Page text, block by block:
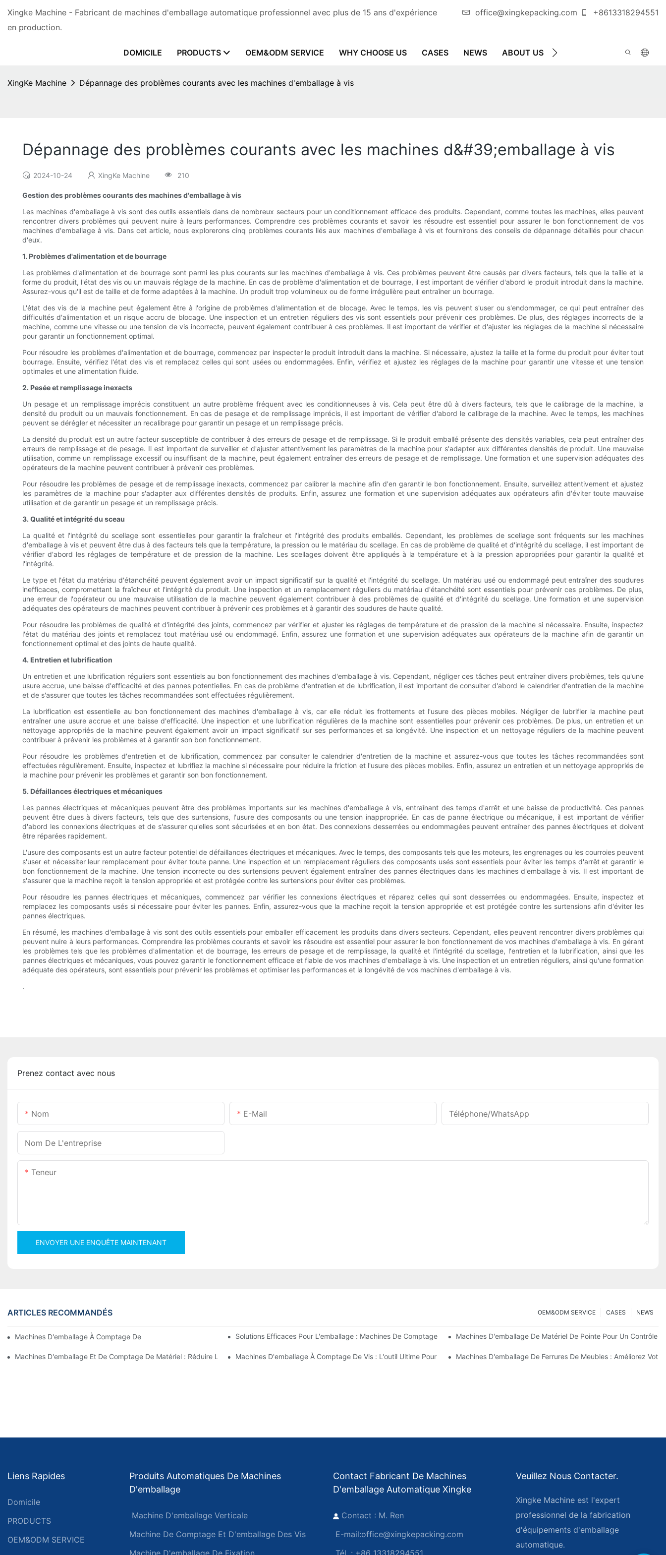
Xingke Machine - Fabricant de machines d'emballage automatique professionnel avec plus de 15 ans d'expérience
en production.
office@xingkepacking.com +8613318294551
DOMICILE PRODUCTS OEM&ODM SERVICE WHY CHOOSE US CASES NEWS ABOUT US CONTACTEZ-NOUS
XingKe Machine
Dépannage des problèmes courants avec les machines d'emballage à vis
Dépannage des problèmes courants avec les machines d&#39;emballage à vis
2024-10-24 XingKe Machine 210
Gestion des problèmes courants des machines d'emballage à vis
Les machines d'emballage à vis sont des outils essentiels dans de nombreux secteurs pour un conditionnement efficace des produits. Cependant, comme toutes les machines, elles peuvent
rencontrer divers problèmes qui peuvent nuire à leurs performances. Comprendre ces problèmes courants et savoir les résoudre est essentiel pour assurer le bon fonctionnement de vos
machines d'emballage à vis. Dans cet article, nous explorerons cinq problèmes courants liés aux machines d'emballage à vis et fournirons des conseils de dépannage détaillés pour chacun
d'eux.
1. Problèmes d'alimentation et de bourrage
Les problèmes d'alimentation et de bourrage sont parmi les plus courants sur les machines d'emballage à vis. Ces problèmes peuvent être causés par divers facteurs, tels que la taille et la
forme du produit, l'état des vis ou un mauvais réglage de la machine. En cas de problème d'alimentation et de bourrage, il est important de vérifier d'abord le produit introduit dans la machine.
Assurez-vous qu'il est de taille et de forme adaptées à la machine. Un produit trop volumineux ou de forme irrégulière peut entraîner un bourrage.
L'état des vis de la machine peut également être à l'origine de problèmes d'alimentation et de blocage. Avec le temps, les vis peuvent s'user ou s'endommager, ce qui peut entraîner des
difficultés d'alimentation et un risque accru de blocage. Une inspection et un entretien réguliers des vis sont essentiels pour prévenir ces problèmes. De plus, des réglages incorrects de la
machine, comme une vitesse ou une tension de vis incorrecte, peuvent également contribuer à ces problèmes. Il est important de vérifier et d'ajuster les réglages de la machine si nécessaire
pour garantir un fonctionnement optimal.
Pour résoudre les problèmes d'alimentation et de bourrage, commencez par inspecter le produit introduit dans la machine. Si nécessaire, ajustez la taille et la forme du produit pour éviter tout
bourrage. Ensuite, vérifiez l'état des vis et remplacez celles qui sont usées ou endommagées. Enfin, vérifiez et ajustez les réglages de la machine pour garantir une vitesse et une tension
optimales et une alimentation fluide.
2. Pesée et remplissage inexacts
Un pesage et un remplissage imprécis constituent un autre problème fréquent avec les conditionneuses à vis. Cela peut être dû à divers facteurs, tels que le calibrage de la machine, la
densité du produit ou un mauvais fonctionnement. En cas de pesage et de remplissage imprécis, il est important de vérifier d'abord le calibrage de la machine. Avec le temps, les machines
peuvent se dérégler et nécessiter un recalibrage pour garantir un pesage et un remplissage précis.
La densité du produit est un autre facteur susceptible de contribuer à des erreurs de pesage et de remplissage. Si le produit emballé présente des densités variables, cela peut entraîner des
erreurs de remplissage et de pesage. Il est important de surveiller et d'ajuster attentivement les paramètres de la machine pour s'adapter aux différentes densités de produit. Une mauvaise
utilisation, comme un remplissage excessif ou insuffisant de la machine, peut également entraîner des erreurs de pesage et de remplissage. Une formation et une supervision adéquates des
opérateurs de la machine peuvent contribuer à prévenir ces problèmes.
Pour résoudre les problèmes de pesage et de remplissage inexacts, commencez par calibrer la machine afin d'en garantir le bon fonctionnement. Ensuite, surveillez attentivement et ajustez
les paramètres de la machine pour s'adapter aux différentes densités de produits. Enfin, assurez une formation et une supervision adéquates aux opérateurs afin d'éviter toute mauvaise
utilisation et de garantir un pesage et un remplissage précis.
3. Qualité et intégrité du sceau
La qualité et l'intégrité du scellage sont essentielles pour garantir la fraîcheur et l'intégrité des produits emballés. Cependant, les problèmes de scellage sont fréquents sur les machines
d'emballage à vis et peuvent être dus à des facteurs tels que la température, la pression ou le matériau du scellage. En cas de problème de qualité et d'intégrité du scellage, il est important de
vérifier d'abord les réglages de température et de pression de la machine. Les scellages doivent être appliqués à la température et à la pression appropriées pour garantir la qualité et
l'intégrité.
Le type et l'état du matériau d'étanchéité peuvent également avoir un impact significatif sur la qualité et l'intégrité du scellage. Un matériau usé ou endommagé peut entraîner des soudures
inefficaces, compromettant la fraîcheur et l'intégrité du produit. Une inspection et un remplacement réguliers du matériau d'étanchéité sont essentiels pour prévenir ces problèmes. De plus,
une erreur de l'opérateur ou une mauvaise utilisation de la machine peuvent également contribuer à des problèmes de qualité et d'intégrité du scellage. Une formation et une supervision
adéquates des opérateurs de machines peuvent contribuer à prévenir ces problèmes et à garantir des soudures de haute qualité.
Pour résoudre les problèmes de qualité et d'intégrité des joints, commencez par vérifier et ajuster les réglages de température et de pression de la machine si nécessaire. Ensuite, inspectez
l'état du matériau des joints et remplacez tout matériau usé ou endommagé. Enfin, assurez une formation et une supervision adéquates aux opérateurs de la machine afin de garantir un
fonctionnement optimal et des joints de haute qualité.
4. Entretien et lubrification
Un entretien et une lubrification réguliers sont essentiels au bon fonctionnement des machines d'emballage à vis. Cependant, négliger ces tâches peut entraîner divers problèmes, tels qu'une
usure accrue, une baisse d'efficacité et des pannes potentielles. En cas de problème d'entretien et de lubrification, il est important de consulter d'abord le calendrier d'entretien de la machine
et de s'assurer que toutes les tâches recommandées sont effectuées régulièrement.
La lubrification est essentielle au bon fonctionnement des machines d'emballage à vis, car elle réduit les frottements et l'usure des pièces mobiles. Négliger de lubrifier la machine peut
entraîner une usure accrue et une baisse d'efficacité. Une inspection et une lubrification régulières de la machine sont essentielles pour prévenir ces problèmes. De plus, un entretien et un
nettoyage appropriés de la machine peuvent également avoir un impact significatif sur ses performances et sa longévité. Une inspection et un nettoyage réguliers de la machine peuvent
contribuer à prévenir les problèmes et à garantir son bon fonctionnement.
Pour résoudre les problèmes d'entretien et de lubrification, commencez par consulter le calendrier d'entretien de la machine et assurez-vous que toutes les tâches recommandées sont
effectuées régulièrement. Ensuite, inspectez et lubrifiez la machine si nécessaire pour réduire la friction et l'usure des pièces mobiles. Enfin, assurez un entretien et un nettoyage appropriés de
la machine pour prévenir les problèmes et garantir son bon fonctionnement.
5. Défaillances électriques et mécaniques
Les pannes électriques et mécaniques peuvent être des problèmes importants sur les machines d'emballage à vis, entraînant des temps d'arrêt et une baisse de productivité. Ces pannes
peuvent être dues à divers facteurs, tels que des surtensions, l'usure des composants ou une tension inappropriée. En cas de panne électrique ou mécanique, il est important de vérifier
d'abord les connexions électriques et de s'assurer qu'elles sont sécurisées et en bon état. Des connexions desserrées ou endommagées peuvent entraîner des pannes électriques et doivent
être réparées rapidement.
L'usure des composants est un autre facteur potentiel de défaillances électriques et mécaniques. Avec le temps, des composants tels que les moteurs, les engrenages ou les courroies peuvent
s'user et nécessiter leur remplacement pour éviter toute panne. Une inspection et un remplacement réguliers des composants usés sont essentiels pour éviter les temps d'arrêt et garantir le
bon fonctionnement de la machine. Une tension incorrecte ou des surtensions peuvent également entraîner des pannes électriques dans les machines d'emballage à vis. Il est important de
s'assurer que la machine reçoit la tension appropriée et est protégée contre les surtensions pour éviter ces problèmes.
Pour résoudre les pannes électriques et mécaniques, commencez par vérifier les connexions électriques et réparez celles qui sont desserrées ou endommagées. Ensuite, inspectez et
remplacez les composants usés si nécessaire pour éviter les pannes. Enfin, assurez-vous que la machine reçoit la tension appropriée et est protégée contre les surtensions afin d'éviter les
pannes électriques.
En résumé, les machines d'emballage à vis sont des outils essentiels pour emballer efficacement les produits dans divers secteurs. Cependant, elles peuvent rencontrer divers problèmes qui
peuvent nuire à leurs performances. Comprendre les problèmes courants et savoir les résoudre est essentiel pour assurer le bon fonctionnement de vos machines d'emballage à vis. En gérant
les problèmes tels que les problèmes d'alimentation et de bourrage, les erreurs de pesage et de remplissage, la qualité et l'intégrité du scellage, l'entretien et la lubrification, ainsi que les
pannes électriques et mécaniques, vous pouvez garantir le fonctionnement efficace et fiable de vos machines d'emballage à vis. Une inspection et un entretien réguliers, ainsi qu'une formation
adéquate des opérateurs, sont essentiels pour prévenir les problèmes et optimiser les performances et la longévité de vos machines d'emballage à vis.
.
Prenez contact avec nous
Nom E-Mail Téléphone/WhatsApp
Nom De L'entreprise
Teneur
ENVOYER UNE ENQUÊTE MAINTENANT
ARTICLES RECOMMANDÉS NEWS
CASES
OEM&ODM SERVICE
Machines D'emballage À Comptage De Vis Pour Des Résultats Fiables Et RapidesSolutions Efficaces Pour L'emballage : Machines De Comptage De MatérielMachines D'emballage De Matériel De Pointe Pour Un Contrôle
Machines D'emballage Et De Comptage De Matériel : Réduire Les Erreurs Et Augmenter La ProductionMachines D'emballage À Comptage De Vis : L'outil Ultime Pour Un Emballage EfficaceMachines D'emballage De Ferrures De Meubles : Améliorez
Liens Rapides
Domicile
PRODUCTS
OEM&ODM SERVICE
Produits Automatiques De Machines
D'emballage
Machine D'emballage Verticale
Machine De Comptage Et D'emballage Des Vis
Machine D'emballage De Fixation
Contact Fabricant De Machines
D'emballage Automatique Xingke
Contact : M. Ren
E-mail:office@xingkepacking.com
Tél. : +86 13318294551
Veuillez Nous Contacter.
Xingke Machine est l'expert
professionnel de la fabrication
d'équipements d'emballage
automatique.